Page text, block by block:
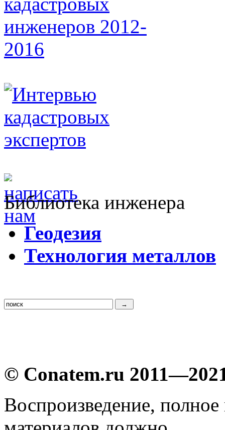
Библиотека инженера
Геодезия
Технология металлов
© Conatem.ru
Воспроизведение,